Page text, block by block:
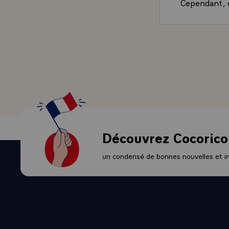
de plus en
- L'une des
prendra
nations
Europe et
Découvrez Cocorico
un condensé de bonnes nouvelles et